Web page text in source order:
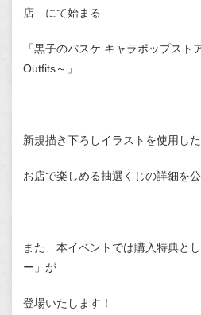
店 にて始まる
「黒子のバスケ キャラポップス
Outfits～」
新規描き下ろしイラストを使用し
お店で楽しめる抽選くじの詳細を公
また、本イベントでは購入特典と
ー」が
登場いたします！